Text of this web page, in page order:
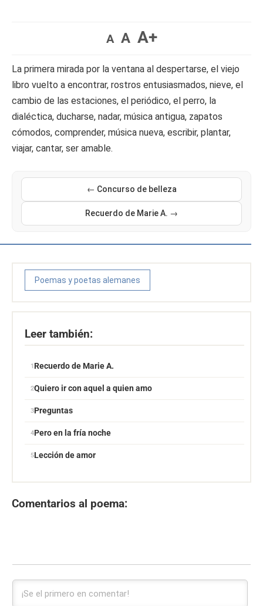
A A A+
La primera mirada por la ventana al despertarse, el viejo
libro vuelto a encontrar, rostros entusiasmados, nieve, el
cambio de las estaciones, el periódico, el perro, la
dialéctica, ducharse, nadar, música antigua, zapatos
cómodos, comprender, música nueva, escribir, plantar,
viajar, cantar, ser amable.
← Concurso de belleza
Recuerdo de Marie A. →
Poemas y poetas alemanes
Leer también:
Recuerdo de Marie A.
Quiero ir con aquel a quien amo
Preguntas
Pero en la fría noche
Lección de amor
Comentarios al poema: